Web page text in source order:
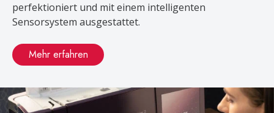
perfektioniert und mit einem intelligenten
Sensorsystem ausgestattet.
Mehr erfahren